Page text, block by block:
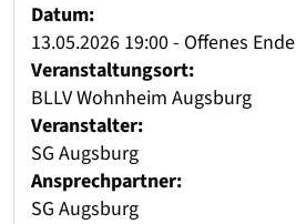
Datum:
13.05.2026 19:00 - Offenes Ende
Veranstaltungsort:
BLLV Wohnheim Augsburg
Veranstalter:
SG Augsburg
Ansprechpartner:
SG Augsburg